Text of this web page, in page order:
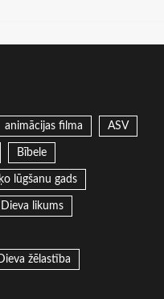
animācijas filma ASV
Bībele
lūgšanu gads
Dieva likums
žēlastība